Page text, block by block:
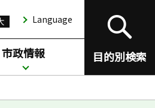
Language
目的別検索
市政情報